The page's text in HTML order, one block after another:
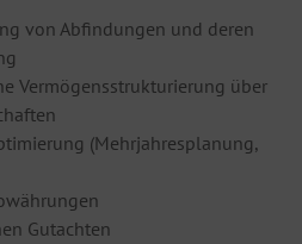
von Abfindungen und deren
Vermögensstrukturierung über
(Mehrjahresplanung,
Gutachten